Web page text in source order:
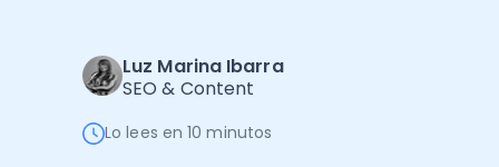
Ver todo
Ver Todo
Luz Marina Ibarra
SEO & Content
Lo lees en 10 minutos